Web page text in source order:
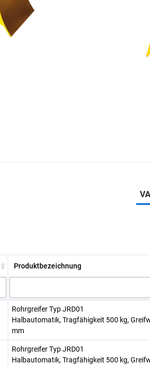
Produktbezeichnung
Rohrgreifer Typ JRD01
Halbautomatik, Tragfähigkeit 500 kg,
mm
Rohrgreifer Typ JRD01
Halbautomatik, Tragfähigkeit 500 kg,